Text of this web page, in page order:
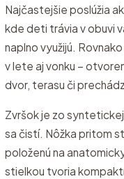
Najčastejšie poslúžia
kde deti trávia v obuvi
naplno využijú.
v lete aj vonku –
dvor, terasu či
Zvršok je zo
sa čistí. Nôžka pritom
položenú na
stielkou tvoria